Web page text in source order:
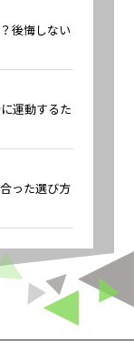
後悔しない
運動するた
った選び方